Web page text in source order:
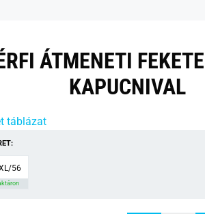
ÁTMENETI
KAPUCNIVAL
táblázat
56